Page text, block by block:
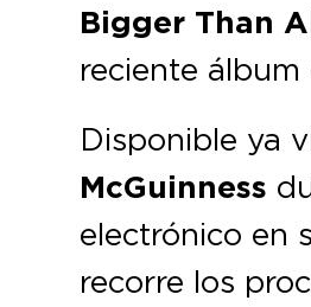
Bigger Than
reciente álbum
Disponible ya
McGuinness
electrónico en
recorre los